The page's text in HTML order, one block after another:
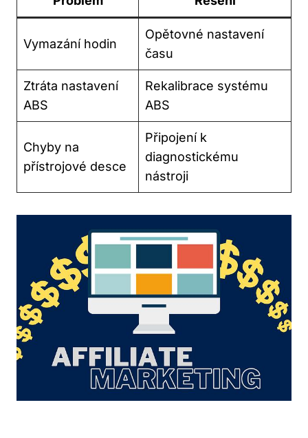
Vymazání hodin
Opětovné nastavení
času
Ztráta nastavení
ABS
Rekalibrace systému
ABS
Chyby na
přístrojové desce
Připojení k
diagnostickému
nástroji